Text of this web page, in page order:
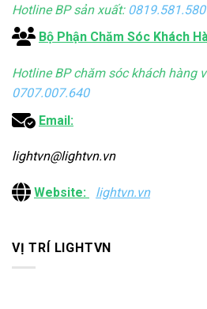
Hotline BP sản xuất: 0819.581.580
Bộ Phận Chăm Sóc Khách
Hotline BP chăm sóc khách hàng
0707.007.640
Email:
lightvn@lightvn.vn
Website: lightvn.vn
VỊ TRÍ LIGHTVN